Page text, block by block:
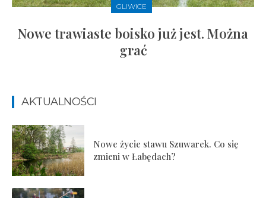
GLIWICE
Nowe trawiaste boisko już jest. Można
grać
AKTUALNOŚCI
Nowe życie stawu Szuwarek. Co się
zmieni w Łabędach?